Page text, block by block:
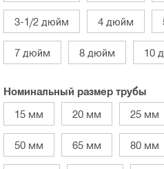
3-1/2 дюйм 4 дюйм
7 дюйм 8 дюйм 10
Номинальный размер трубы
15 мм
20 мм 25 мм
50 мм 65 мм 80 мм